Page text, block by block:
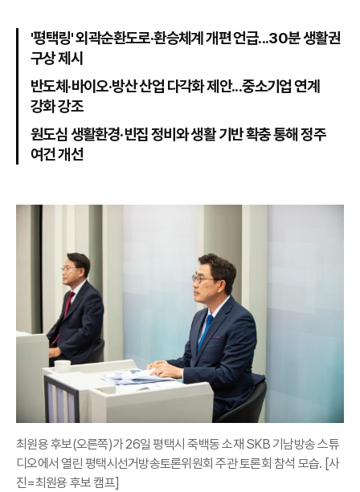
기
'평택링' 외곽순환도로·환승체계 개편 언급...30분 생활권
구상 제시
반도체·바이오·방산 산업 다각화 제안...중소기업 연계
강화 강조
원도심 생활환경·빈집 정비와 생활 기반 확충 통해 정주
여건 개선
최원용 후보(오른쪽)가 26일 평택시 죽백동 소재 SKB 기남방송 스튜
디오에서 열린 평택시선거방송토론위원회 주관 토론회 참석 모습. [사
진=최원용 후보 캠프]